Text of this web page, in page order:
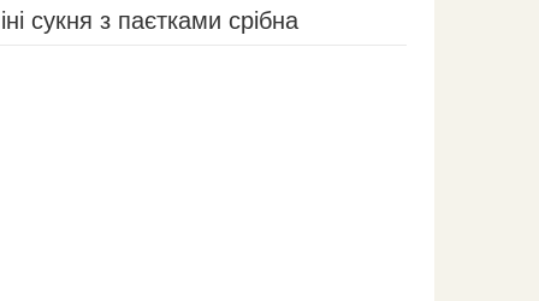
сукня з паєтками срібна